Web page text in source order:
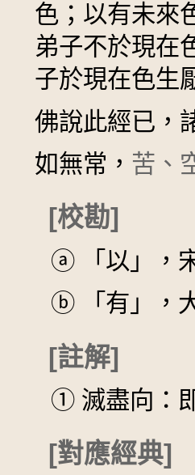
色；以有未來
弟子不於現在
子於現在色生
佛說此經已，
如無常， 苦、
[校勘]
ⓐ
「以」，
ⓑ
「有」
[註解]
① 滅盡向：
[對應經典]